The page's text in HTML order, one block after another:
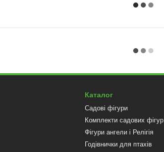
Каталог
Садові фігури
Комплекти садових фігур
Фігури ангели і Релігія
Годівнички для птахів